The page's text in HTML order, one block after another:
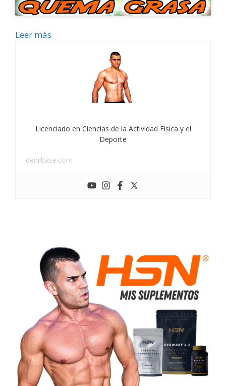
Leer más
Licenciado en Ciencias de la Actividad Física y el
Deporte
denilbase.com